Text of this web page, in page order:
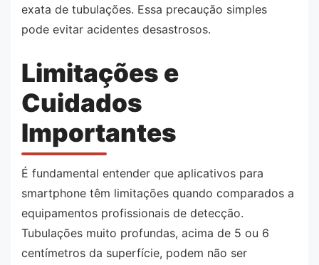
exata de tubulações. Essa precaução simples
pode evitar acidentes desastrosos.
Limitações e
Cuidados
Importantes
É fundamental entender que aplicativos para
smartphone têm limitações quando comparados a
equipamentos profissionais de detecção.
Tubulações muito profundas, acima de 5 ou 6
centímetros da superfície, podem não ser